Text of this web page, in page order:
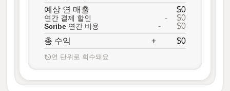
예상 연 매출
$0
연간 결제 할인 - $0
Scribe 연간 비용 -
$0
총 수익
+ $0
연 단위로 회수돼요